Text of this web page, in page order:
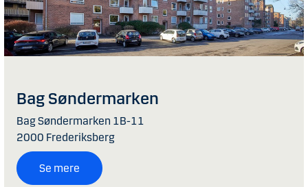
Bag Søndermarken
Bag Søndermarken 1B-11
2000 Frederiksberg
Se mere